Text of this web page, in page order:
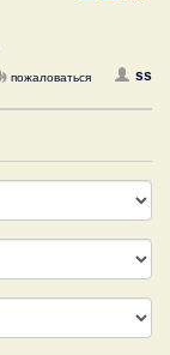
ss
пожаловаться